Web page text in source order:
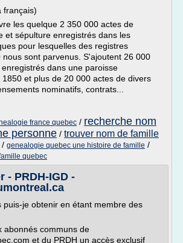
français)
les quelque 2 350 000 actes de
et sépulture enregistrés dans les
pour lesquelles des registres
sont parvenus. S'ajoutent 26 000
dans une paroisse
et plus de 20 000 actes de divers
nominatifs, contrats...
france quebec / recherche nom
personne / trouver nom de famille
/ genealogie quebec une histoire de famille /
quebec
- PRDH-IGD -
puis-je obtenir en étant membre des
abonnés communs de
et du PRDH un accès exclusif